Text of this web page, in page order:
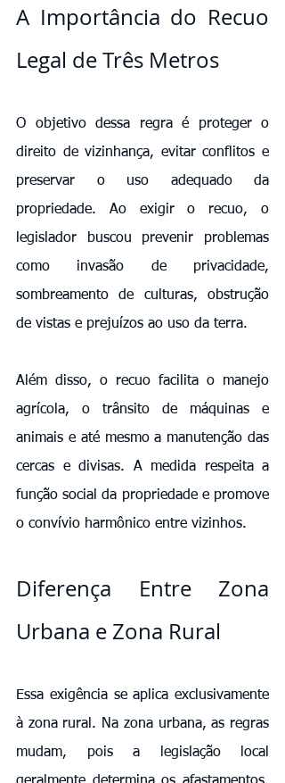
A Importância do Recuo
Legal de Três Metros
O objetivo dessa regra é proteger o
direito de vizinhança, evitar conflitos e
preservar o uso adequado da
propriedade. Ao exigir o recuo, o
legislador buscou prevenir problemas
como invasão de privacidade,
sombreamento de culturas, obstrução
de vistas e prejuízos ao uso da terra.
Além disso, o recuo facilita o manejo
agrícola, o trânsito de máquinas e
animais e até mesmo a manutenção das
cercas e divisas. A medida respeita a
função social da propriedade e promove
o convívio harmônico entre vizinhos.
Diferença Entre Zona
Urbana e Zona Rural
Essa exigência se aplica exclusivamente
à zona rural. Na zona urbana, as regras
mudam, pois a legislação local